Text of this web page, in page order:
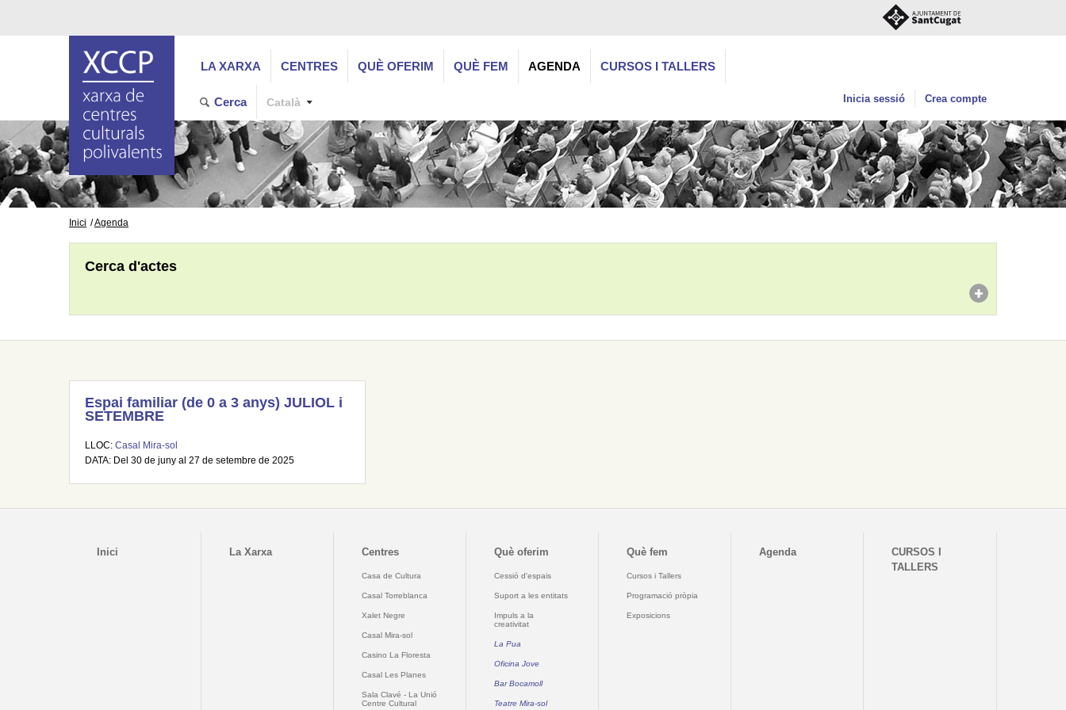
LA XARXA CENTRES QUÈ OFERIM QUÈ FEM AGENDA CURSOS I TALLERS
Cerca Català Inicia sessió Crea compte
Inici Agenda
Cerca d'actes
Espai familiar (de 0 a 3 anys) JULIOL i
SETEMBRE
LLOC: Casal Mira-sol
DATA: Del 30 de juny al 27 de setembre de 2025
Inici La Xarxa Centres
Casa de Cultura
Casal Torreblanca
Xalet Negre
Casal Mira-sol
Casino La Floresta
Casal Les Planes
Sala Clavé - La Unió
Centre Cultural
Què oferim
Cessió d'espais
Suport a les entitats
Impuls a la
creativitat
La Pua
Oficina Jove
Bar Bocamoll
Teatre Mira-sol
Què fem
Cursos i Tallers
Programació pròpia
Exposicions
Agenda
CURSOS I
TALLERS